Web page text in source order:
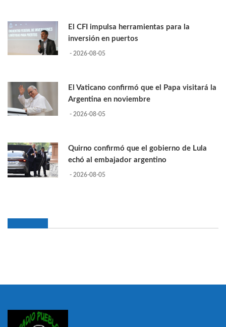
El CFI impulsa herramientas para la
inversión en puertos
- 2026-08-05
El Vaticano confirmó que el Papa visitará la
Argentina en noviembre
- 2026-08-05
Quirno confirmó que el gobierno de Lula
echó al embajador argentino
- 2026-08-05